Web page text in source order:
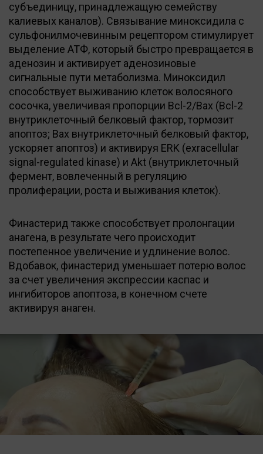
субъединицу, принадлежащую семейству
калиевых каналов). Связывание миноксидила с
сульфонилмочевинным рецептором стимулирует
выделение АТФ, который быстро превращается в
аденозин и активирует аденозиновые
сигнальные пути метаболизма. Миноксидил
способствует выживанию клеток волосяного
сосочка, увеличивая пропорции Bcl-2/Bax (Bcl-2
внутриклеточный белковый фактор, тормозит
апоптоз; Bax внутриклеточный белковый фактор,
ускоряет апоптоз) и активируя ERK (exracellular
signal-regulated kinase) и Akt (внутриклеточный
фермент, вовлеченный в регуляцию
пролиферации, роста и выживания клеток).
Финастерид также способствует пролонгации
анагена, в результате чего происходит
постепенное увеличение и удлинение волос.
Вдобавок, финастерид уменьшает потерю волос
за счет увеличения экспрессии каспас и
ингибиторов апоптоза, в конечном счете
активируя анаген.